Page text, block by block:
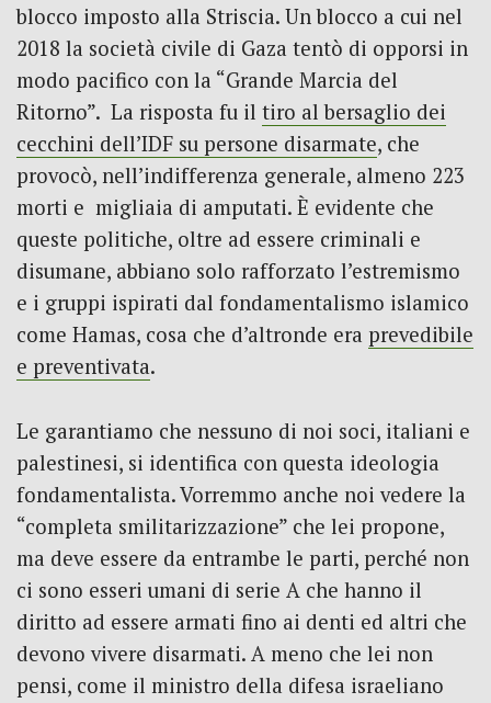
blocco imposto alla Striscia. Un blocco a cui nel
2018 la società civile di Gaza tentò di opporsi in
modo pacifico con la “Grande Marcia del
Ritorno”. La risposta fu il tiro al bersaglio dei
cecchini dell’IDF su persone disarmate, che
provocò, nell’indifferenza generale, almeno 223
morti e migliaia di amputati. È evidente che
queste politiche, oltre ad essere criminali e
disumane, abbiano solo rafforzato l’estremismo
e i gruppi ispirati dal fondamentalismo islamico
come Hamas, cosa che d’altronde era prevedibile
e preventivata.
Le garantiamo che nessuno di noi soci, italiani e
palestinesi, si identifica con questa ideologia
fondamentalista. Vorremmo anche noi vedere la
“completa smilitarizzazione” che lei propone,
ma deve essere da entrambe le parti, perché non
ci sono esseri umani di serie A che hanno il
diritto ad essere armati fino ai denti ed altri che
devono vivere disarmati. A meno che lei non
pensi, come il ministro della difesa israeliano